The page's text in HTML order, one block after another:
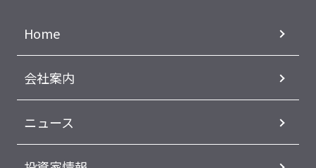
Home
会社案内
ニュース